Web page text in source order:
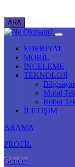
EDEBİYAT
MOBİL
İNCELEME
TEKNOLOJİ
Mobil
Robot
İLETİŞİM
ARAMA
PROFİL
Gönder